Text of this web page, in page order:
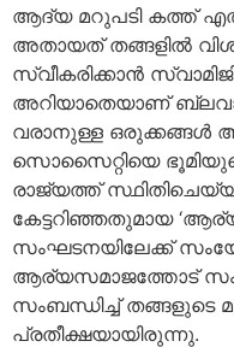
ആദ്യ മറുപടി കത്ത്
അതായത് തങ്ങളില്‍
സ്വീകരിക്കാന്‍
അറിയാതെയാണ്
വരാനുള്ള ഒരുക്കങ്ങള്‍
സൊസൈറ്റിയെ
രാജ്യത്ത്
കേട്ടറിഞ്ഞതുമായ
സംഘടനയിലേക്ക്
ആര്യസമാജത്തോട്
സംബന്ധിച്ച് തങ്ങളുടെ
പ്രതീക്ഷയായിരുന്നു.